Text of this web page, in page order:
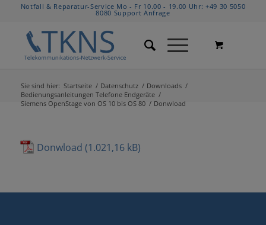
Notfall & Reparatur-Service Mo - Fr 10.00 - 19.00 Uhr:+49 30 5050
8080 Support Anfrage
Sie sind hier: Startseite / Datenschutz / Downloads /
Bedienungsanleitungen Telefone Endgeräte /
Siemens OpenStage von OS 10 bis OS 80 / Donwload
Donwload